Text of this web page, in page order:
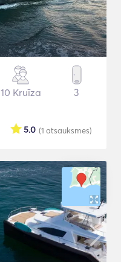
10 Kruīza 3
(1 atsauksmes)
5.0